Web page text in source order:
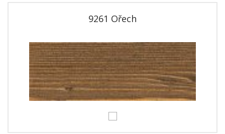
9261 Ořech